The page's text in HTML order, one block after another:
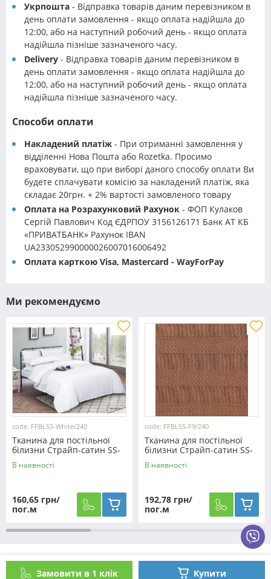
Замовити в 1 клік Купити
Укрпошта - Відправка товарів даним перевізником в
день оплати замовлення - якщо оплата надійшла до
12:00, або на наступний робочий день - якщо оплата
надійшла пізніше зазначеного часу.
Delivery - Відправка товарів даним перевізником в
день оплати замовлення - якщо оплата надійшла до
12:00, або на наступний робочий день - якщо оплата
надійшла пізніше зазначеного часу.
Способи оплати
Накладений платіж - При отриманні замовлення у
відділенні Нова Пошта або Rozetka. Просимо
враховувати, що при виборі даного способу оплати Ви
будете сплачувати комісію за накладений платіж, яка
складає 20грн. + 2% вартості замовленого товару
Оплата на Розрахунковий Рахунок - ФОП Кулаков
Сергій Павлович Код ЄДРПОУ 3156126171 Банк АТ КБ
«ПРИВАТБАНК» Рахунок IBAN
UA233052990000026007016006492
Оплата карткою Visa, Mastercard - WayForPay
Ми рекомендуємо
code: FFBLSS-White/240
Тканина для постільної
білизни Страйп-сатин SS-
White/240 (50м)
В наявності
160,65 грн/
пог.м
code: FFBLSS-F9/240
Тканина для постільної
білизни Страйп-сатин SS-
F9/240 (30м)
В наявності
192,78 грн/
пог.м
Як оформити замовлення?